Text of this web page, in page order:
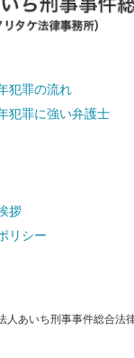
犯罪の流れ
犯罪に強い弁護士
拶
リシー
人あいち刑事事件総合法